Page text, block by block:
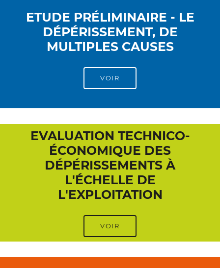
ETUDE PRÉLIMINAIRE - LE
DÉPÉRISSEMENT, DE
MULTIPLES CAUSES
VOIR
EVALUATION TECHNICO-
ÉCONOMIQUE DES
DÉPÉRISSEMENTS À
L'ÉCHELLE DE
L'EXPLOITATION
VOIR